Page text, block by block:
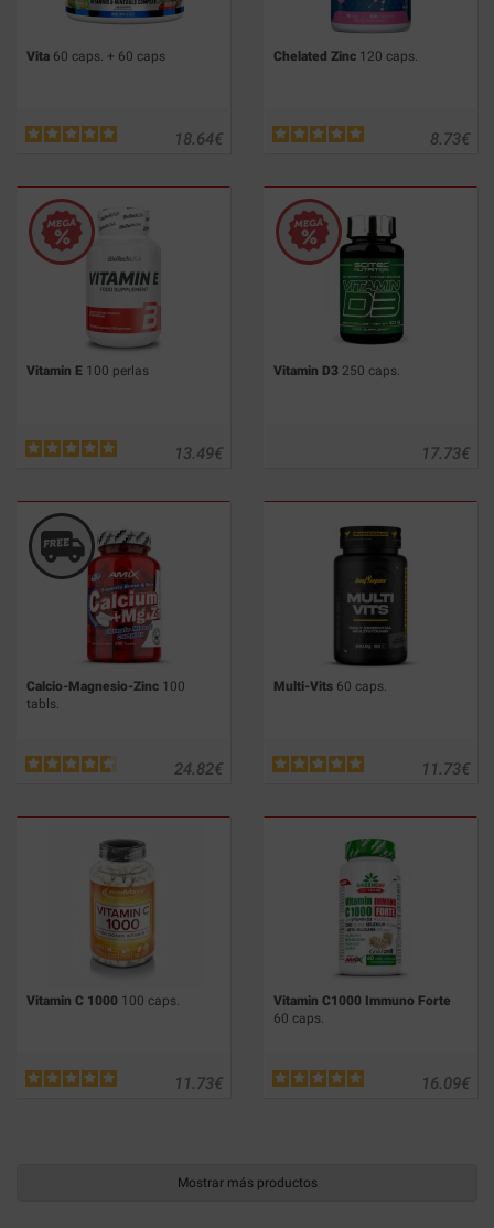
Vita 60 caps. + 60 caps
€
18.64
Chelated Zinc 120 caps.
€
8.73
Vitamin E 100 perlas
€
13.49
Vitamin D3 250 caps.
€
17.73
Calcio-Magnesio-Zinc 100
tabls.
€
24.82
Multi-Vits 60 caps.
€
11.73
Vitamin C 1000 100 caps.
€
11.73
Vitamin C1000 Immuno Forte
60 caps.
€
16.09
Mostrar más productos